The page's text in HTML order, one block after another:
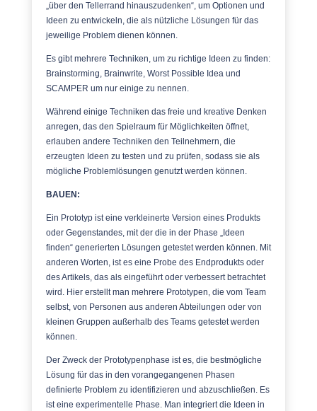
„über den Tellerrand hinauszudenken“, um Optionen und
Ideen zu entwickeln, die als nützliche Lösungen für das
jeweilige Problem dienen können.
Es gibt mehrere Techniken, um zu richtige Ideen zu finden:
Brainstorming, Brainwrite, Worst Possible Idea und
SCAMPER um nur einige zu nennen.
Während einige Techniken das freie und kreative Denken
anregen, das den Spielraum für Möglichkeiten öffnet,
erlauben andere Techniken den Teilnehmern, die
erzeugten Ideen zu testen und zu prüfen, sodass sie als
mögliche Problemlösungen genutzt werden können.
BAUEN:
Ein Prototyp ist eine verkleinerte Version eines Produkts
oder Gegenstandes, mit der die in der Phase „Ideen
finden“ generierten Lösungen getestet werden können. Mit
anderen Worten, ist es eine Probe des Endprodukts oder
des Artikels, das als eingeführt oder verbessert betrachtet
wird. Hier erstellt man mehrere Prototypen, die vom Team
selbst, von Personen aus anderen Abteilungen oder von
kleinen Gruppen außerhalb des Teams getestet werden
können.
Der Zweck der Prototypenphase ist es, die bestmögliche
Lösung für das in den vorangegangenen Phasen
definierte Problem zu identifizieren und abzuschließen. Es
ist eine experimentelle Phase. Man integriert die Ideen in